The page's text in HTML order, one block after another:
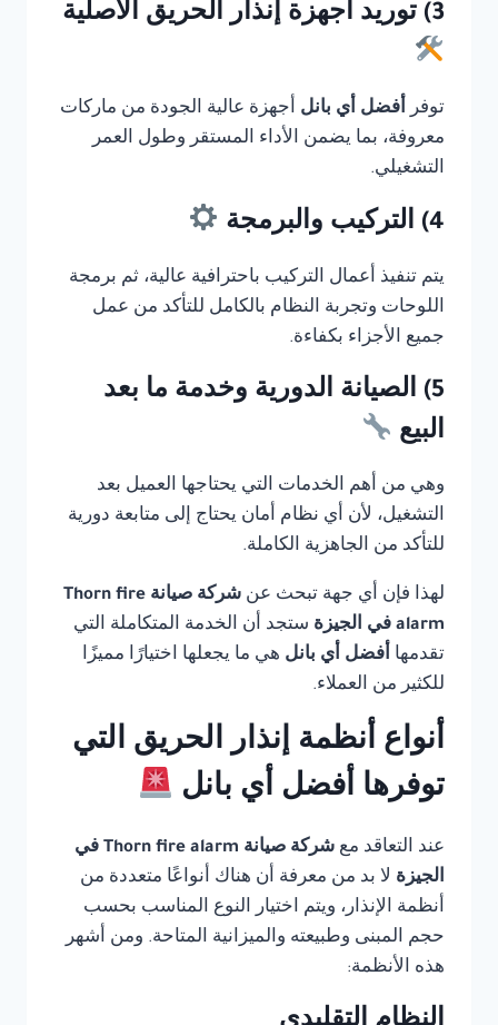
3) توريد أجهزة إنذار الحريق الأصلية
توفر أفضل أي بانل أجهزة عالية الجودة من ماركات
معروفة، بما يضمن الأداء المستقر وطول العمر
التشغيلي.
4) التركيب والبرمجة
يتم تنفيذ أعمال التركيب باحترافية عالية، ثم برمجة
اللوحات وتجربة النظام بالكامل للتأكد من عمل
جميع الأجزاء بكفاءة.
5) الصيانة الدورية وخدمة ما بعد
البيع
وهي من أهم الخدمات التي يحتاجها العميل بعد
التشغيل، لأن أي نظام أمان يحتاج إلى متابعة دورية
للتأكد من الجاهزية الكاملة.
لهذا فإن أي جهة تبحث عن
شركة صيانة Thorn fire
alarm في الجيزة
ستجد أن الخدمة المتكاملة التي
تقدمها أفضل أي بانل هي ما يجعلها اختيارًا مميزًا
للكثير من العملاء.
أنواع أنظمة إنذار الحريق التي
توفرها أفضل أي بانل
عند التعاقد مع
شركة صيانة Thorn fire alarm في
الجيزة لا بد من معرفة أن هناك أنواعًا متعددة من
أنظمة الإنذار، ويتم اختيار النوع المناسب بحسب
حجم المبنى وطبيعته والميزانية المتاحة. ومن أشهر
هذه الأنظمة: